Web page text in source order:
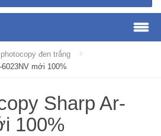
đen trắng
mới 100%
Sharp Ar-
100%